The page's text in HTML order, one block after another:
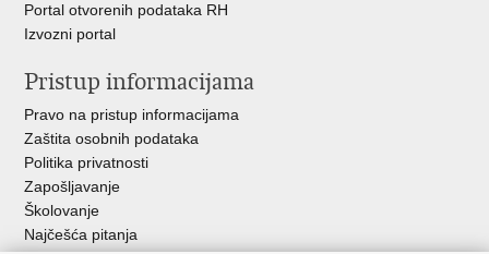
Portal otvorenih podataka RH
Izvozni portal
Pristup informacijama
Pravo na pristup informacijama
Zaštita osobnih podataka
Politika privatnosti
Zapošljavanje
Školovanje
Najčešća pitanja